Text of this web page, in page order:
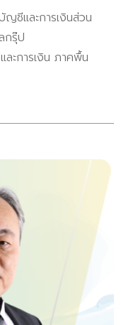
ชีและการเงินส่วน
กรุ๊ป
ะการเงิน ภาคพื้น